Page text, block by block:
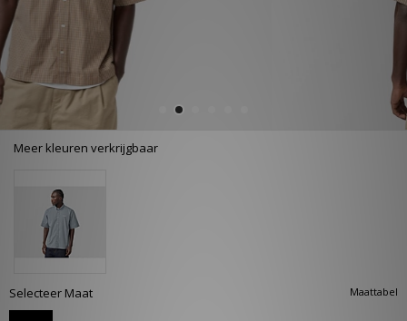
Meer kleuren verkrijgbaar
Maattabel
Selecteer Maat